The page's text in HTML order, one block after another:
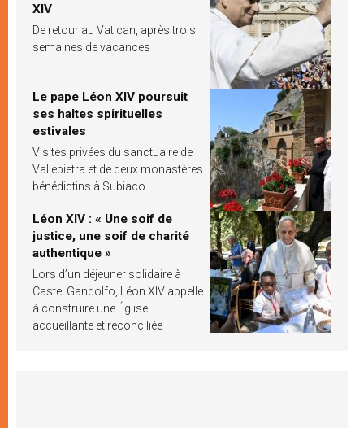
XIV
De retour au Vatican, après trois
semaines de vacances
Le pape Léon XIV poursuit
ses haltes spirituelles
estivales
Visites privées du sanctuaire de
Vallepietra et de deux monastères
bénédictins à Subiaco
Léon XIV : « Une soif de
justice, une soif de charité
authentique »
Lors d’un déjeuner solidaire à
Castel Gandolfo, Léon XIV appelle
à construire une Église
accueillante et réconciliée